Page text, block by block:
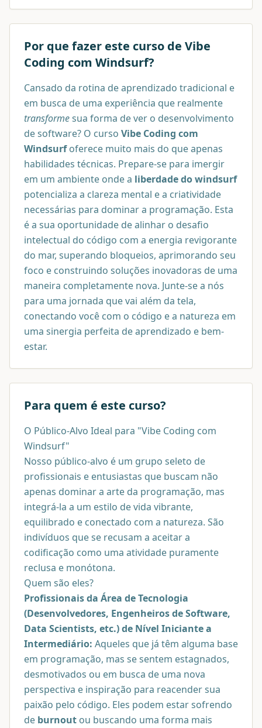
Por que fazer este curso de Vibe
Coding com Windsurf?
Cansado da rotina de aprendizado tradicional e
em busca de uma experiência que realmente
transformesua forma de ver o desenvolvimento
de software? O curso Vibe Coding com
Windsurfoferece muito mais do que apenas
habilidades técnicas. Prepare-se para imergir
em um ambiente onde a liberdade do windsurf
potencializa a clareza mental e a criatividade
necessárias para dominar a programação. Esta
é a sua oportunidade de alinhar o desafio
intelectual do código com a energia revigorante
do mar, superando bloqueios, aprimorando seu
foco e construindo soluções inovadoras de uma
maneira completamente nova. Junte-se a nós
para uma jornada que vai além da tela,
conectando você com o código e a natureza em
uma sinergia perfeita de aprendizado e bem-
estar.
Para quem é este curso?
O Público-Alvo Ideal para "Vibe Coding com
Windsurf"
Nosso público-alvo é um grupo seleto de
profissionais e entusiastas que buscam não
apenas dominar a arte da programação, mas
integrá-la a um estilo de vida vibrante,
equilibrado e conectado com a natureza. São
indivíduos que se recusam a aceitar a
codificação como uma atividade puramente
reclusa e monótona.
Quem são eles?
Profissionais da Área de Tecnologia
(Desenvolvedores, Engenheiros de Software,
Data Scientists, etc.) de Nível Iniciante a
Intermediário: Aqueles que já têm alguma base
em programação, mas se sentem estagnados,
desmotivados ou em busca de uma nova
perspectiva e inspiração para reacender sua
paixão pelo código. Eles podem estar sofrendo
de burnout ou buscando uma forma mais